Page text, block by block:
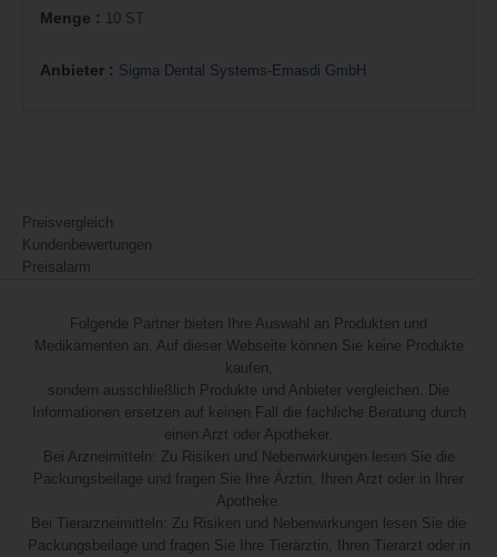
Menge : 10 ST
Anbieter : Sigma Dental Systems-Emasdi GmbH
Preisvergleich
Kundenbewertungen
Preisalarm
Folgende Partner bieten Ihre Auswahl an Produkten und
Medikamenten an. Auf dieser Webseite können Sie keine Produkte
kaufen,
sondern ausschließlich Produkte und Anbieter vergleichen. Die
Informationen ersetzen auf keinen Fall die fachliche Beratung durch
einen Arzt oder Apotheker.
Bei Arzneimitteln: Zu Risiken und Nebenwirkungen lesen Sie die
Packungsbeilage und fragen Sie Ihre Ärztin, Ihren Arzt oder in Ihrer
Apotheke.
Bei Tierarzneimitteln: Zu Risiken und Nebenwirkungen lesen Sie die
Packungsbeilage und fragen Sie Ihre Tierärztin, Ihren Tierarzt oder in